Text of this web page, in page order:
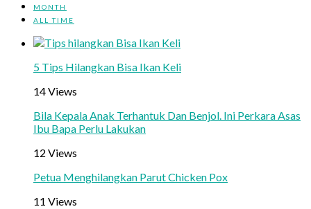
MONTH
ALL TIME
5 Tips Hilangkan Bisa Ikan Keli
14 Views
Bila Kepala Anak Terhantuk Dan Benjol. Ini Perkara Asas
Ibu Bapa Perlu Lakukan
12 Views
Petua Menghilangkan Parut Chicken Pox
11 Views